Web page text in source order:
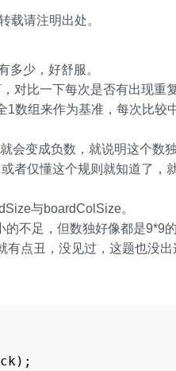
载请注明出处。
多少，好舒服。
对比一下每次是否有出现重
数组来作为基准，每次比较
会变成负数，就说明这个数
者仅懂这个规则就知道了，
与boardColSize。
不足，但数独好像都是9*9的
点丑，没见过，这题也没